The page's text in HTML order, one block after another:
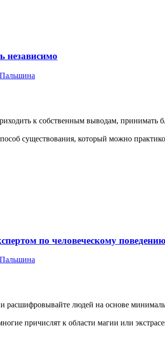
независимо
к собственным выводам, принимать
существования, который можно
по человеческому поведению
расшифровывайте людей на основе
причислят к области магии или